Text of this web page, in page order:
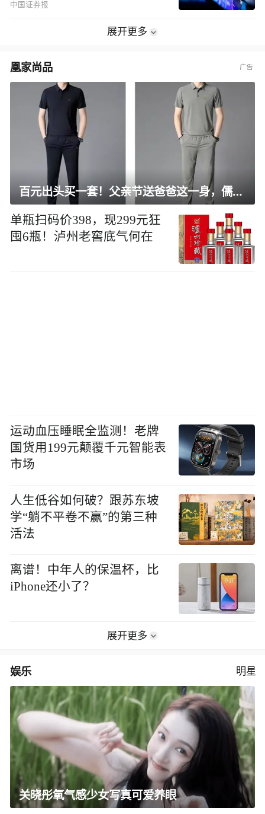
中国证券报
展开更多
凰家尚品
百元出头买一套！父亲节送爸爸这一身，儒雅有型还凉爽
单瓶扫码价398，现299元狂
囤6瓶！泸州老窖底气何在
运动血压睡眠全监测！老牌
国货用199元颠覆千元智能表
市场
人生低谷如何破？跟苏东坡
学“躺不平卷不赢”的第三种
活法
离谱！中年人的保温杯，比
iPhone还小了？
展开更多
娱乐 明星
关晓彤氧气感少女写真可爱养眼